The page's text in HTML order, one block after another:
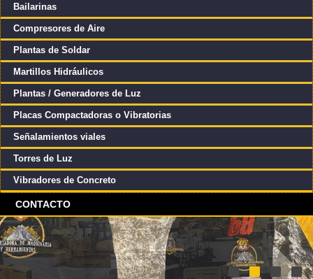
Bailarinas
Compresores de Aire
Plantas de Soldar
Martillos Hidráulicos
Plantas / Generadores de Luz
Placas Compactadoras o Vibratorias
Señalamientos viales
Torres de Luz
Vibradores de Concreto
CONTACTO